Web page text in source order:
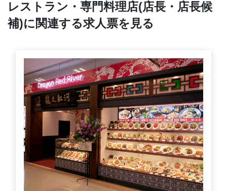
レストラン・専門料理店(店長・店長候
補)に関連する求人票を見る